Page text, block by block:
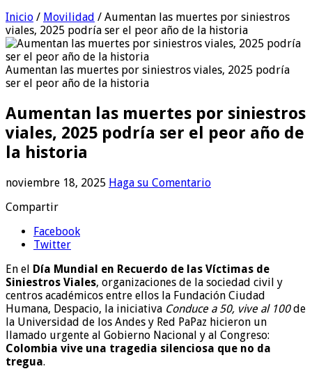
Inicio / Movilidad / Aumentan las muertes por siniestros
viales, 2025 podría ser el peor año de la historia
Aumentan las muertes por siniestros viales, 2025 podría
ser el peor año de la historia
Aumentan las muertes por siniestros
viales, 2025 podría ser el peor año de
la historia
noviembre 18, 2025 Haga su Comentario
Compartir
Facebook
Twitter
En el Día Mundial en Recuerdo de las Víctimas de
Siniestros Viales, organizaciones de la sociedad civil y
centros académicos entre ellos la Fundación Ciudad
Humana, Despacio, la iniciativa Conduce a 50, vive al 100de
la Universidad de los Andes y Red PaPaz hicieron un
llamado urgente al Gobierno Nacional y al Congreso:
Colombia vive una tragedia silenciosa que no da
tregua.